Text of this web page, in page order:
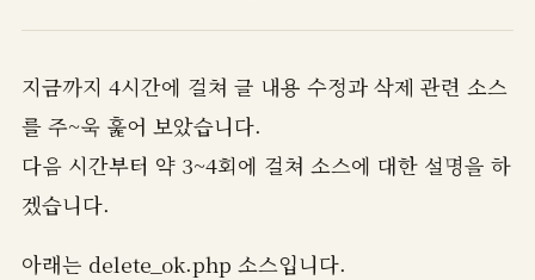
지금까지 4시간에 걸쳐 글 내용 수정과 삭제 관련 소스
를 주~욱 훑어 보았습니다.
다음 시간부터 약 3~4회에 걸쳐 소스에 대한 설명을 하
겠습니다.
아래는 delete_ok.php 소스입니다.